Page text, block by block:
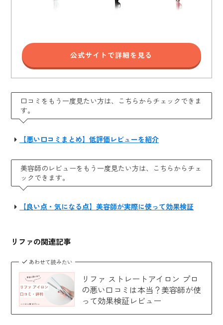
公式サイトで詳細を見る
口コミをもう一度見たい方は、こちらからチェックできま
す。
【悪い口コミまとめ】低評価レビューを紹介
美容師のレビューをもう一度見たい方は、こちらからチェ
ックできます。
【良い点・気になる点】美容師が実際に使って効果検証
リファの関連記事
あわせて読みたい
リファ ストレートアイロン プロ
の悪い口コミは本当？美容師が使
って効果検証レビュー